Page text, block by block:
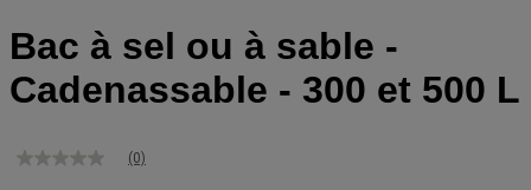
Bac à sel ou à sable -
Cadenassable - 300 et 500 L
Aucune
(0)